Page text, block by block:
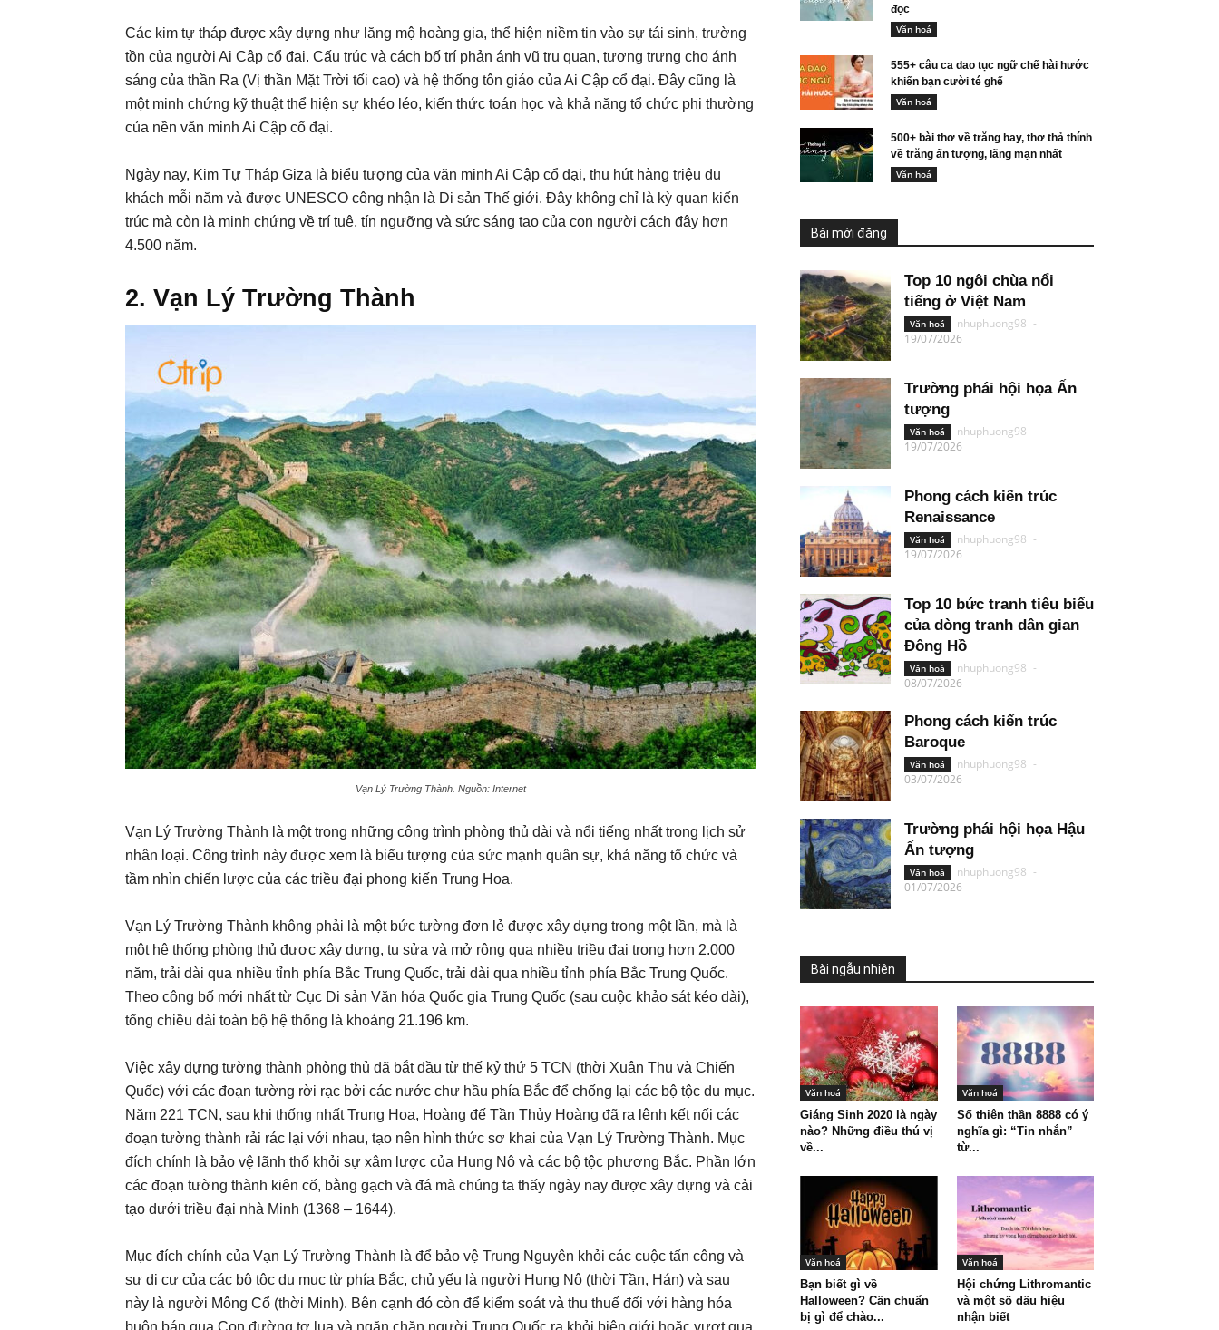
Các kim tự tháp được xây dựng như lăng mộ hoàng gia, thể hiện niềm tin vào sự tái sinh, trường
tồn của người Ai Cập cổ đại. Cấu trúc và cách bố trí phản ánh vũ trụ quan, tượng trưng cho ánh
sáng của thần Ra (Vị thần Mặt Trời tối cao) và hệ thống tôn giáo của Ai Cập cổ đại. Đây cũng là
một minh chứng kỹ thuật thể hiện sự khéo léo, kiến thức toán học và khả năng tổ chức phi thường
của nền văn minh Ai Cập cổ đại.
Ngày nay, Kim Tự Tháp Giza là biểu tượng của văn minh Ai Cập cổ đại, thu hút hàng triệu du
khách mỗi năm và được UNESCO công nhận là Di sản Thế giới. Đây không chỉ là kỳ quan kiến
trúc mà còn là minh chứng về trí tuệ, tín ngưỡng và sức sáng tạo của con người cách đây hơn
4.500 năm.
2. Vạn Lý Trường Thành
Vạn Lý Trường Thành. Nguồn: Internet
Vạn Lý Trường Thành là một trong những công trình phòng thủ dài và nổi tiếng nhất trong lịch sử
nhân loại. Công trình này được xem là biểu tượng của sức mạnh quân sự, khả năng tổ chức và
tầm nhìn chiến lược của các triều đại phong kiến Trung Hoa.
Vạn Lý Trường Thành không phải là một bức tường đơn lẻ được xây dựng trong một lần, mà là
một hệ thống phòng thủ được xây dựng, tu sửa và mở rộng qua nhiều triều đại trong hơn 2.000
năm, trải dài qua nhiều tỉnh phía Bắc Trung Quốc, trải dài qua nhiều tỉnh phía Bắc Trung Quốc.
Theo công bố mới nhất từ Cục Di sản Văn hóa Quốc gia Trung Quốc (sau cuộc khảo sát kéo dài),
tổng chiều dài toàn bộ hệ thống là khoảng 21.196 km.
Việc xây dựng tường thành phòng thủ đã bắt đầu từ thế kỷ thứ 5 TCN (thời Xuân Thu và Chiến
Quốc) với các đoạn tường rời rạc bởi các nước chư hầu phía Bắc để chống lại các bộ tộc du mục.
Năm 221 TCN, sau khi thống nhất Trung Hoa, Hoàng đế Tần Thủy Hoàng đã ra lệnh kết nối các
đoạn tường thành rải rác lại với nhau, tạo nên hình thức sơ khai của Vạn Lý Trường Thành. Mục
đích chính là bảo vệ lãnh thổ khỏi sự xâm lược của Hung Nô và các bộ tộc phương Bắc. Phần lớn
các đoạn tường thành kiên cố, bằng gạch và đá mà chúng ta thấy ngày nay được xây dựng và cải
tạo dưới triều đại nhà Minh (1368 – 1644).
Mục đích chính của Vạn Lý Trường Thành là để bảo vệ Trung Nguyên khỏi các cuộc tấn công và
sự di cư của các bộ tộc du mục từ phía Bắc, chủ yếu là người Hung Nô (thời Tần, Hán) và sau
này là người Mông Cổ (thời Minh). Bên cạnh đó còn để kiểm soát và thu thuế đối với hàng hóa
buôn bán qua Con đường tơ lụa và ngăn chặn người Trung Quốc ra khỏi biên giới hoặc vượt qua
đọc
Văn hoá
555+ câu ca dao tục ngữ chế hài hước
khiến bạn cười té ghế
Văn hoá
500+ bài thơ về trăng hay, thơ thả thính
về trăng ấn tượng, lãng mạn nhất
Văn hoá
Bài mới đăng
Top 10 ngôi chùa nổi
tiếng ở Việt Nam
Văn hoá nhuphuong98 -
19/07/2026
Trường phái hội họa Ấn
tượng
Văn hoá nhuphuong98 -
19/07/2026
Phong cách kiến trúc
Renaissance
Văn hoá nhuphuong98 -
19/07/2026
Top 10 bức tranh tiêu biểu
của dòng tranh dân gian
Đông Hồ
Văn hoá nhuphuong98 -
08/07/2026
Phong cách kiến trúc
Baroque
Văn hoá nhuphuong98 -
03/07/2026
Trường phái hội họa Hậu
Ấn tượng
Văn hoá nhuphuong98 -
01/07/2026
Bài ngẫu nhiên
Văn hoá
Giáng Sinh 2020 là ngày
nào? Những điều thú vị
về...
Văn hoá
Số thiên thần 8888 có ý
nghĩa gì: “Tin nhắn”
từ...
Văn hoá
Bạn biết gì về
Halloween? Cần chuẩn
bị gì để chào...
Văn hoá
Hội chứng Lithromantic
và một số dấu hiệu
nhận biết